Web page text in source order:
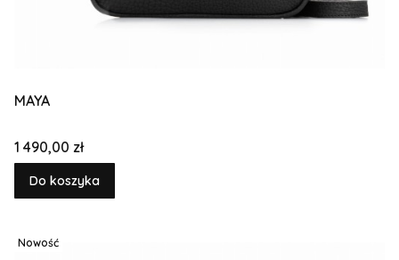
MAYA
Cena
1 490,00 zł
Do koszyka
Nowość